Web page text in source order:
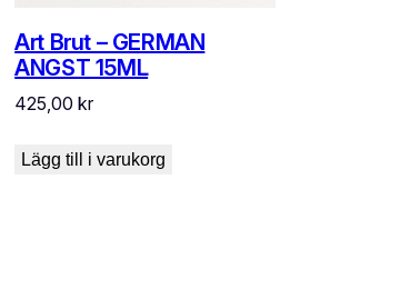
Art Brut – GERMAN
ANGST 15ML
425,00kr
Lägg till i varukorg